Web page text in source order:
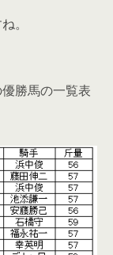
。
勝馬の一覧表